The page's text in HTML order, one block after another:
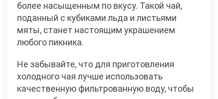
более насыщенным по вкусу. Такой чай,
поданный с кубиками льда и листьями
мяты, станет настоящим украшением
любого пикника.
Не забывайте, что для приготовления
холодного чая лучше использовать
качественную фильтрованную воду, чтобы